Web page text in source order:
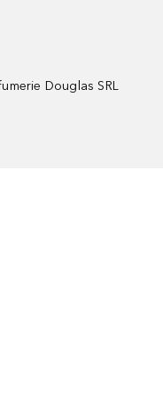
Douglas SRL